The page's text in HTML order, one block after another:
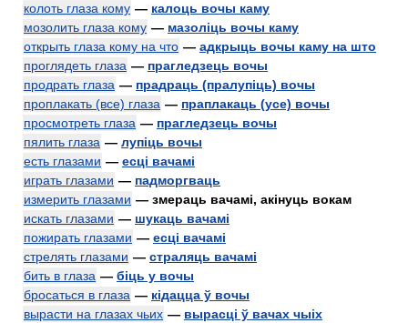
колоть глаза кому — калоць вочы каму
мозолить глаза кому — мазоліць вочы каму
открыть глаза кому на что — адкрыць вочы каму на што
проглядеть глаза — прагледзець вочы
продрать глаза — прадраць (пралупіць) вочы
проплакать (все) глаза — праплакаць (усе) вочы
просмотреть глаза — прагледзець вочы
пялить глаза — лупіць вочы
есть глазами — есці вачамі
играть глазами — падморгваць
измерить глазами — змераць вачамі, акінуць вокам
искать глазами — шукаць вачамі
пожирать глазами — есці вачамі
стрелять глазами — страляць вачамі
бить в глаза — біць у вочы
бросаться в глаза — кідацца ў вочы
вырасти на глазах чьих — вырасці ў вачах чыіх